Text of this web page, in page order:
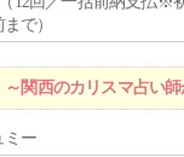
で）
関西のカリスマ占い
ミー